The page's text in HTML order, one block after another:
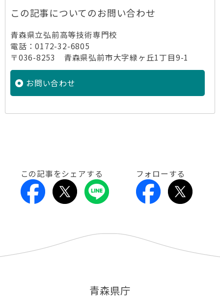
この記事についてのお問い合わせ
青森県立弘前高等技術専門校
電話：0172-32-6805
〒036-8253 青森県弘前市大字緑ヶ丘1丁目9-1
お問い合わせ
この記事をシェアする フォローする
青森県庁